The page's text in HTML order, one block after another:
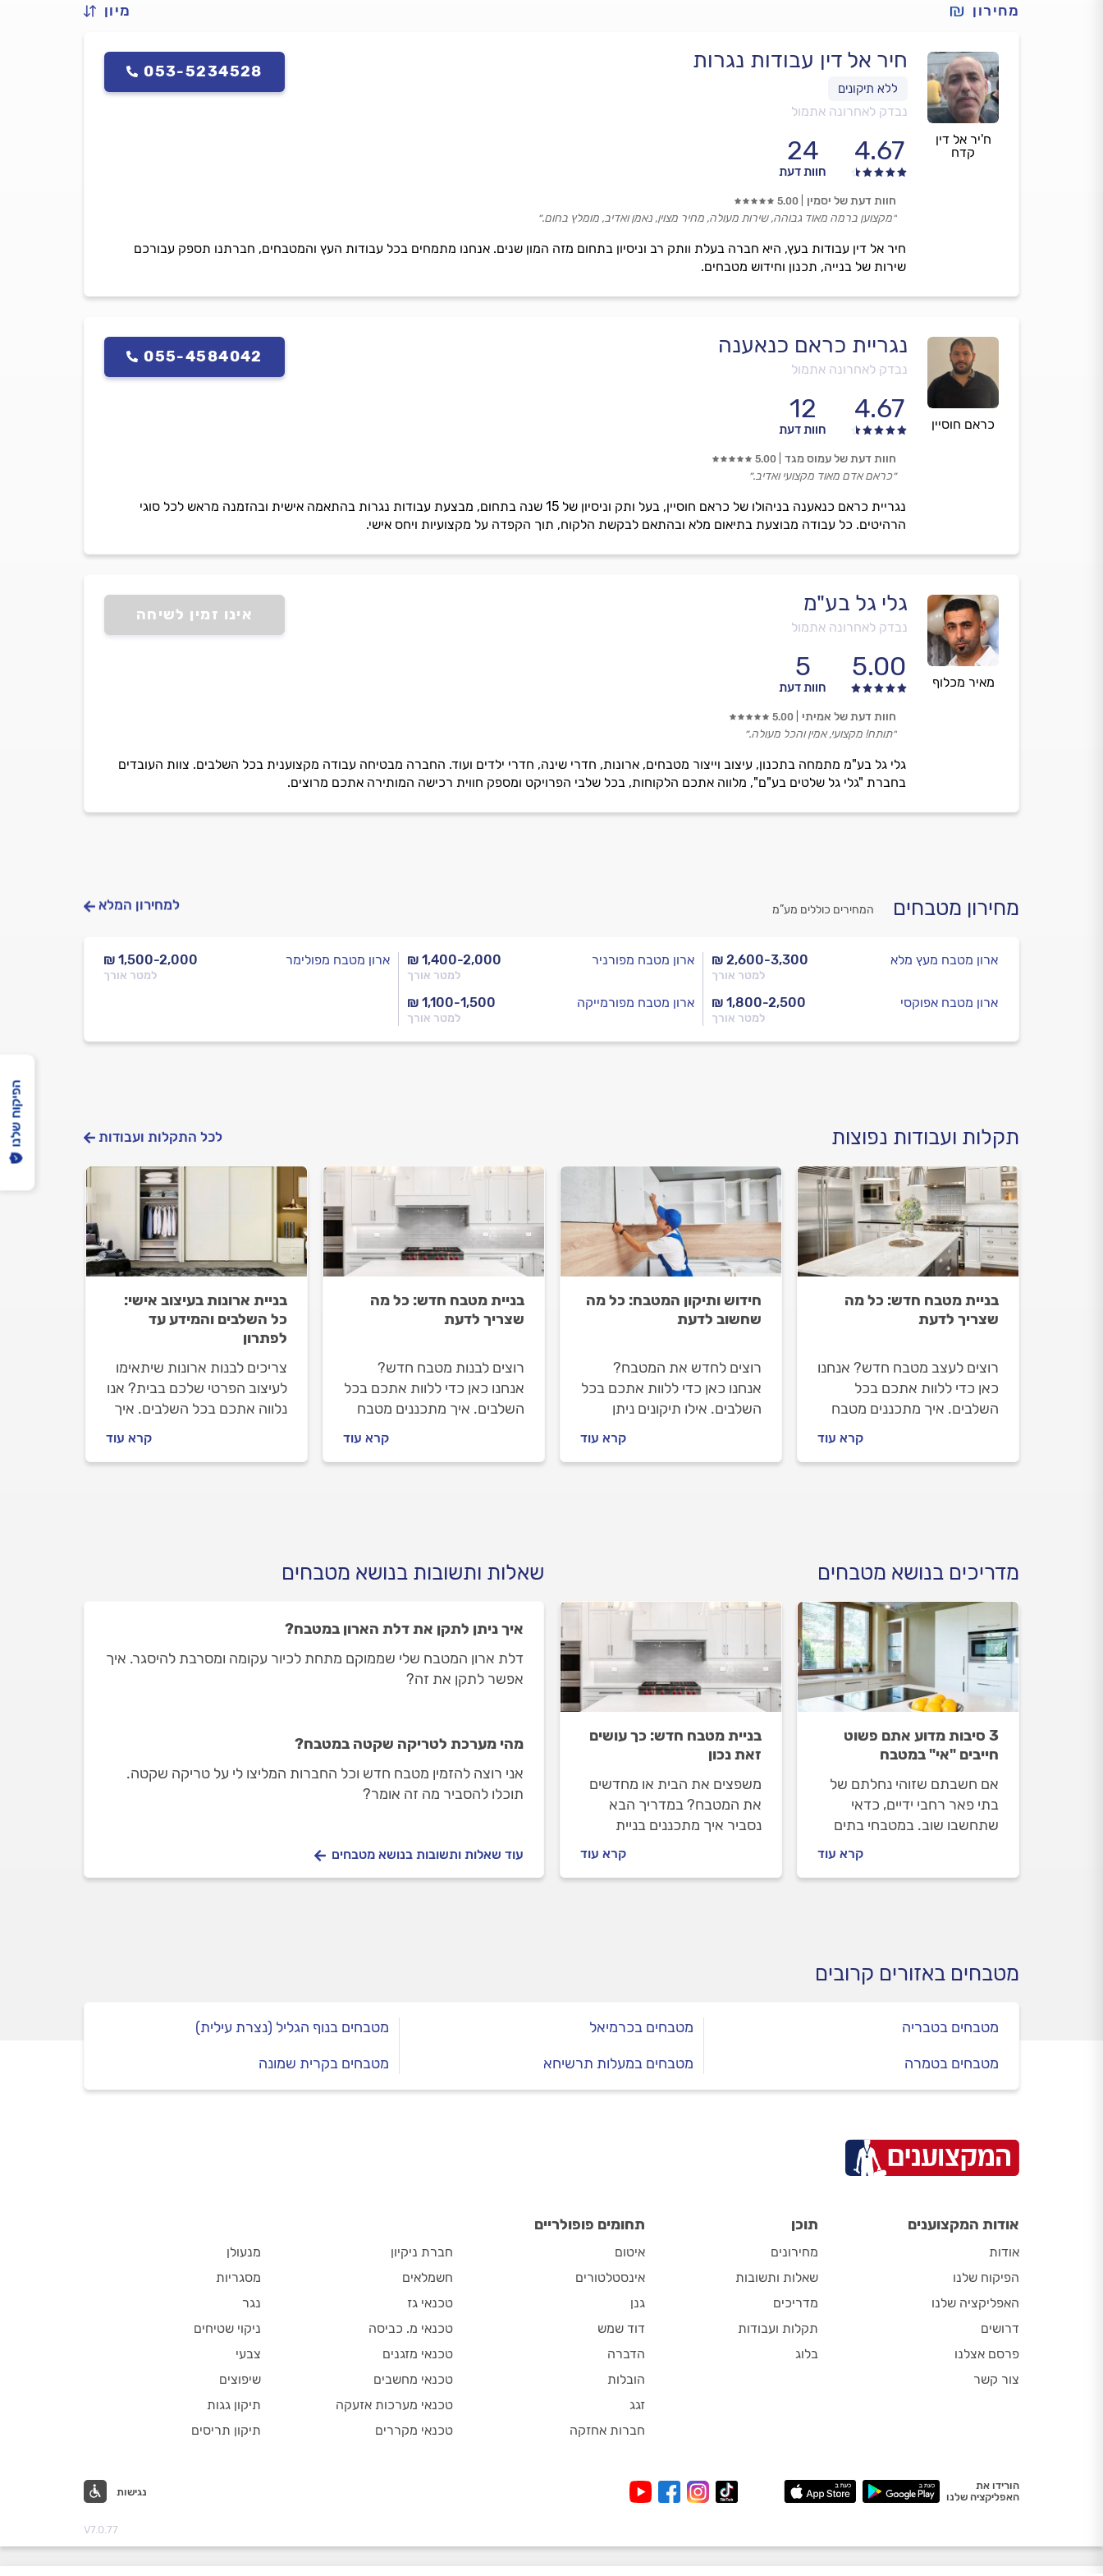
מחירון מיון
ח'יר אל דין
קדח
חיר אל דין עבודות נגרות
נבדק לאחרונה אתמול
4.67
24
חוות דעת
053-5234528
חיר אל דין עבודות בעץ, היא חברה בעלת וותק רב וניסיון בתחום מזה המון שנים. אנחנו מתמחים בכל עבודות העץ והמטבחים, חברתנו תספק עבורכם
שירות של בנייה, תכנון וחידוש מטבחים.
חוות דעת של יסמין 5.00
״מקצוען ברמה מאוד גבוהה, שירות מעולה, מחיר מצוין, נאמן ואדיב, מומלץ בחום.״
כראם חוסיין
נגריית כראם כנאענה
נבדק לאחרונה אתמול
4.67
12
חוות דעת
055-4584042
נגריית כראם כנאענה בניהולו של כראם חוסיין, בעל ותק וניסיון של 15 שנה בתחום, מבצעת עבודות נגרות בהתאמה אישית ובהזמנה מראש לכל סוגי
הרהיטים. כל עבודה מבוצעת בתיאום מלא ובהתאם לבקשת הלקוח, תוך הקפדה על מקצועיות ויחס אישי.
חוות דעת של עמוס מגד 5.00
״כראם אדם מאוד מקצועי ואדיב.״
מאיר מכלוף
גלי גל בע"מ
נבדק לאחרונה אתמול
5.00
5
חוות דעת
אינו זמין לשיחה
גלי גל בע"מ מתמחה בתכנון, עיצוב וייצור מטבחים, ארונות, חדרי שינה, חדרי ילדים ועוד. החברה מבטיחה עבודה מקצוענית בכל השלבים. צוות העובדים
בחברת "גלי גל שלטים בע"ם", מלווה אתכם הלקוחות, בכל שלבי הפרויקט ומספק חווית רכישה המותירה אתכם מרוצים.
חוות דעת של אמיתי 5.00
״תותח! מקצועי, אמין והכל מעולה.״
מחירון מטבחים המחירים כוללים מע”מ למחירון המלא
₪ 2,600-3,300
למטר אורך
ארון מטבח מעץ מלא
₪ 1,800-2,500
למטר אורך
ארון מטבח אפוקסי
₪ 1,400-2,000
למטר אורך
ארון מטבח מפורניר
₪ 1,100-1,500
למטר אורך
ארון מטבח מפורמייקה
₪ 1,500-2,000
למטר אורך
ארון מטבח מפולימר
תקלות ועבודות נפוצות לכל התקלות ועבודות
בניית מטבח חדש: כל מה
שצריך לדעת
רוצים לעצב מטבח חדש? אנחנו
כאן כדי ללוות אתכם בכל
השלבים. איך מתכננים מטבח
מטבחים מקצועי וכמה עולה
עיצוב מטבח חדש? כל
קרא עוד
חידוש ותיקון המטבח: כל מה
שחשוב לדעת
רוצים לחדש את המטבח?
אנחנו כאן כדי ללוות אתכם בכל
השלבים. אילו תיקונים ניתן
המטבח, איך מתנהלים מול איש
המטבחים וכמה זה עולה? כל
קרא עוד
בניית מטבח חדש: כל מה
שצריך לדעת
רוצים לבנות מטבח חדש?
אנחנו כאן כדי ללוות אתכם בכל
השלבים. איך מתכננים מטבח
מקצועי לפני העבודה ובמהלכה
וכמה עולה בניית מטבח חדש?
קרא עוד
בניית ארונות בעיצוב אישי:
כל השלבים והמידע עד
לפתרון
צריכים לבנות ארונות שיתאימו
לעיצוב הפרטי שלכם בבית? אנו
נלווה אתכם בכל השלבים. איך
חשוב לבדוק לפני שמזמינים
אותו וכמה עולה לבנות ארונות
קרא עוד
מדריכים בנושא מטבחים
3 סיבות מדוע אתם פשוט
חייבים "אי" במטבח
אם חשבתם שזוהי נחלתם של
בתי פאר רחבי ידיים, כדאי
שתחשבו שוב. במטבחי בתים
כחלק מן התכנון הכולל של
הדירה או הבית, גם אם מדובר
קרא עוד
בניית מטבח חדש: כך עושים
זאת נכון
משפצים את הבית או מחדשים
את המטבח? במדריך הבא
נסביר איך מתכננים בניית
במטבח, איך מתנהלים מול נגר
מקצועי ואיך מתנהלים במהלך
קרא עוד
שאלות ותשובות בנושא מטבחים
איך ניתן לתקן את דלת הארון במטבח?
דלת ארון המטבח שלי שממוקם מתחת לכיור עקומה ומסרבת להיסגר. איך
אפשר לתקן את זה?
מהי מערכת לטריקה שקטה במטבח?
אני רוצה להזמין מטבח חדש וכל החברות המליצו לי על טריקה שקטה.
תוכלו להסביר מה זה אומר?
עוד שאלות ותשובות בנושא מטבחים
מטבחים באזורים קרובים
מטבחים בטבריה
מטבחים בטמרה
מטבחים בכרמיאל
מטבחים במעלות תרשיחא
מטבחים בנוף הגליל (נצרת עילית)
מטבחים בקרית שמונה
הפיקוח שלנו
אודות המקצוענים
אודות
הפיקוח שלנו
האפליקציה שלנו
דרושים
פרסם אצלנו
צור קשר
תוכן
מחירונים
שאלות ותשובות
מדריכים
תקלות ועבודות
בלוג
תחומים פופולריים
איטום
אינסטלטורים
גנן
דוד שמש
הדברה
הובלות
זגג
חברות אחזקה
חברת ניקיון
חשמלאים
טכנאי גז
טכנאי מ. כביסה
טכנאי מזגנים
טכנאי מחשבים
טכנאי מערכות אזעקה
טכנאי מקררים
מנעולן
מסגריות
נגר
ניקוי שטיחים
צבעי
שיפוצים
תיקון גגות
תיקון תריסים
הורידו את
האפליקציה שלנו
נגישות
V7.0.77